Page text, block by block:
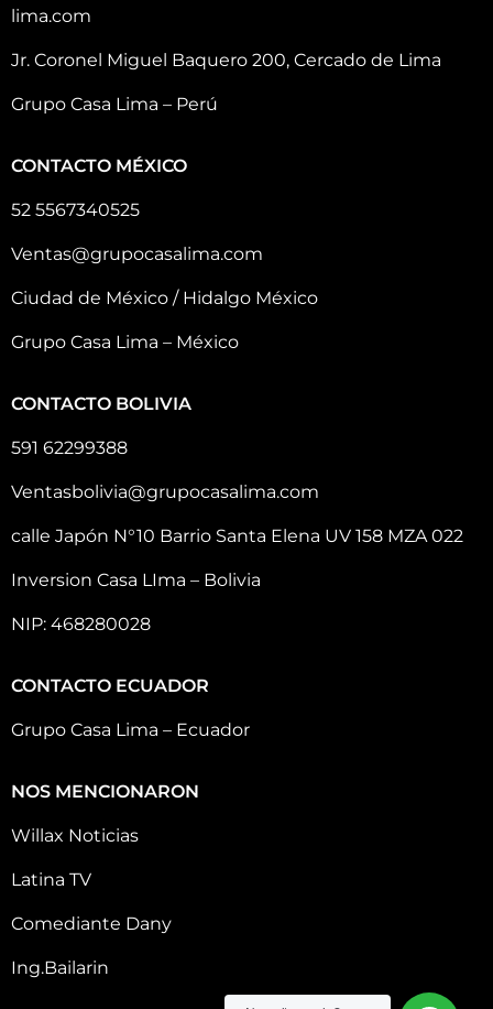
lima.com
Jr. Coronel Miguel Baquero 200, Cercado de Lima
Grupo Casa Lima – Perú
CONTACTO MÉXICO
52 5567340525
Ventas@grupocasalima.com
Ciudad de México / Hidalgo México
Grupo Casa Lima – México
CONTACTO BOLIVIA
591 62299388
Ventasbolivia@grupocasalima.com
calle Japón N°10 Barrio Santa Elena UV 158 MZA 022
Inversion Casa LIma – Bolivia
NIP: 468280028
CONTACTO ECUADOR
Grupo Casa Lima – Ecuador
NOS MENCIONARON
Willax Noticias
Latina TV
Comediante Dany
Ing.Bailarin